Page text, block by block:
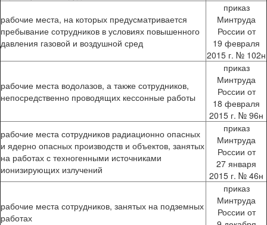
рабочие места, на которых предусматривается
пребывание сотрудников в условиях повышенного
давления газовой и воздушной сред
приказ
Минтруда
России от
19 февраля
2015 г. № 102н
рабочие места водолазов, а также сотрудников,
непосредственно проводящих кессонные работы
приказ
Минтруда
России от
18 февраля
2015 г. № 96н
рабочие места сотрудников радиационно опасных
и ядерно опасных производств и объектов, занятых
на работах с техногенными источниками
ионизирующих излучений
приказ
Минтруда
России от
27 января
2015 г. № 46н
рабочие места сотрудников, занятых на подземных
работах
приказ
Минтруда
России от